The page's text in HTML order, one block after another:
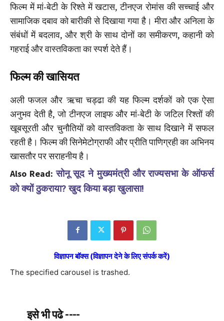
फिल्म में मां-बेटी के रिश्ते में खटास, टीनएज रोमांस की सच्चाई और
सामाजिक दबाव को बारीकी से दिखाया गया है। मीरा और अनिला के
संबंधों में बदलाव, और श्री के साथ दोनों का समीकरण, कहानी को
गहराई और वास्तविकता का स्पर्श देते हैं।
फिल्म की खासियत
अली फजल और ऋचा चड्ढा की यह फिल्म दर्शकों को एक ऐसा
अनुभव देती है, जो टीनएज लाइफ और मां-बेटी के जटिल रिश्तों की
खूबसूरती और चुनौतियों को वास्तविकता के साथ दिखाने में सफल
रहती है। फिल्म की सिनेमेटोग्राफी और प्रीति पाणिग्रही का अभिनय
खासतौर पर सराहनीय है।
Also Read:सोनू सूद ने मुख्यमंत्री और राज्यसभा के ऑफर्स
को क्यों ठुकराया? खुद किया बड़ा खुलासा!
विज्ञापन बॉक्स (विज्ञापन देने के लिए संपर्क करें)
The specified carousel is trashed.
इसे भी पढे ----